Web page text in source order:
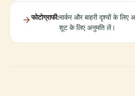
फोटोग्राफी:मार्कर और बाहरी दृश्यों के
शूट के लिए अनुमति लें।